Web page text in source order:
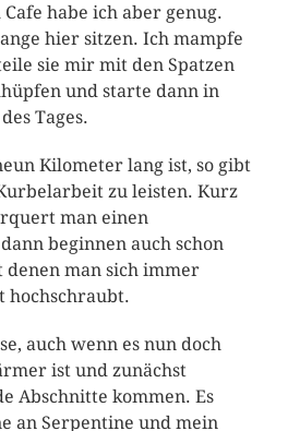
habe ich aber genug.
hier sitzen. Ich mampfe
sie mir mit den Spatzen
und starte dann in
Tages.
Kilometer lang ist, so gibt
zu leisten. Kurz
man einen
beginnen auch schon
man sich immer
hochschraubt.
auch wenn es nun doch
ist und zunächst
Abschnitte kommen. Es
an Serpentine und mein